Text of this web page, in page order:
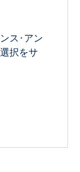
ス･アン
択をサ